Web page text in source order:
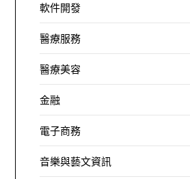
軟件開發
醫療服務
醫療美容
金融
電子商務
音樂與藝文資訊